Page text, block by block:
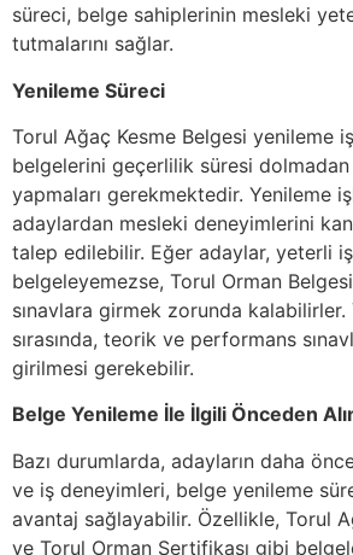
süreci, belge sahiplerinin mesleki
tutmalarını sağlar.
Yenileme Süreci
Torul Ağaç Kesme Belgesi yenileme
belgelerini geçerlilik süresi
yapmaları gerekmektedir. Yenileme
adaylardan mesleki deneyimlerini
talep edilebilir. Eğer adaylar, yeterli
belgeleyemezse, Torul Orman
sınavlara girmek zorunda kalabilirler.
sırasında, teorik ve performans
girilmesi gerekebilir.
Belge Yenileme İle İlgili Önceden
Bazı durumlarda, adayların daha
ve iş deneyimleri, belge yenileme
avantaj sağlayabilir. Özellikle, Torul
ve Torul Orman Sertifikası gibi